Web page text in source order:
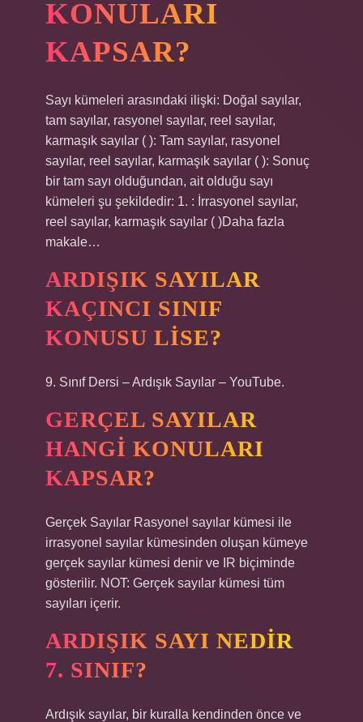
KONULARI
KAPSAR?
Sayı kümeleri arasındaki ilişki: Doğal sayılar,
tam sayılar, rasyonel sayılar, reel sayılar,
karmaşık sayılar ( ): Tam sayılar, rasyonel
sayılar, reel sayılar, karmaşık sayılar ( ): Sonuç
bir tam sayı olduğundan, ait olduğu sayı
kümeleri şu şekildedir: 1. : İrrasyonel sayılar,
reel sayılar, karmaşık sayılar ( )Daha fazla
makale…
ARDIŞIK SAYILAR
KAÇINCI SINIF
KONUSU LISE?
9. Sınıf Dersi – Ardışık Sayılar – YouTube.
GERÇEL SAYILAR
HANGI KONULARI
KAPSAR?
Gerçek Sayılar Rasyonel sayılar kümesi ile
irrasyonel sayılar kümesinden oluşan kümeye
gerçek sayılar kümesi denir ve IR biçiminde
gösterilir. NOT: Gerçek sayılar kümesi tüm
sayıları içerir.
ARDIŞIK SAYI NEDIR
7. SINIF?
Ardışık sayılar, bir kuralla kendinden önce ve